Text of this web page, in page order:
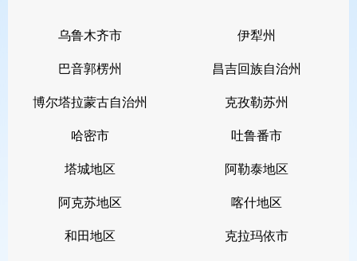
特困人员：没劳动能力、没生活来
源，还没人赡养
抚养的老人、残疾人、
16岁的孩子。
乌鲁木齐市 伊犁州
巴音郭楞州 昌吉回族自治州
博尔塔拉蒙古自治州 克孜勒苏州
哈密市 吐鲁番市
塔城地区 阿勒泰地区
阿克苏地区 喀什地区
和田地区 克拉玛依市